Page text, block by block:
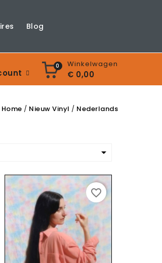
Blog
0 Winkelwagen
€ 0,00
Home Nieuw Vinyl Nederlands

favorite_border